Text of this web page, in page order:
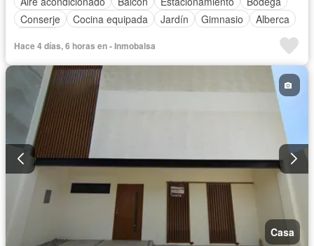
Conserje
Cocina equipada Jardín Gimnasio
Alberca
Hace 4 días, 6 horas en - Inmobalsa
Casa